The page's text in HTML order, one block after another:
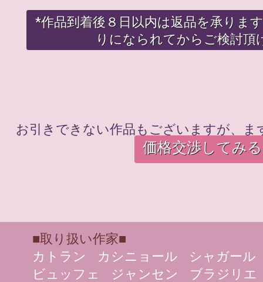
*作品到着後８日以内は返品を承りま
りになられてからご検討頂
お引きできない作品もございますが、
価格交渉してみる
■取り扱い作家■
カトラン
カシニョール
シャガール
ビュッフェ
ジャンセン
ブラジリエ